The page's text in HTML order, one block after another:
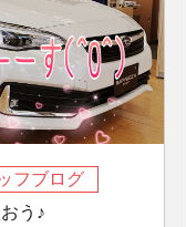
フブログ
う♪